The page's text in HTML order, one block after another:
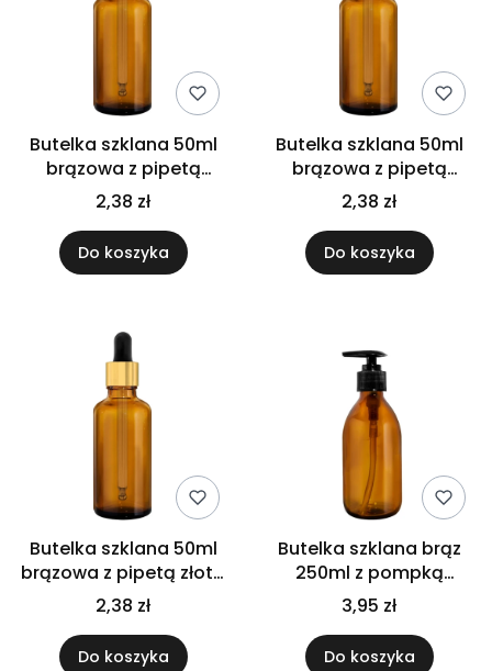
Butelka szklana 50ml
brązowa z pipetą
gwarancyjną
2,38 zł
Do koszyka
Butelka szklana 50ml
brązowa z pipetą
srebrną
2,38 zł
Do koszyka
Butelka szklana 50ml
brązowa z pipetą złoto
czarną
2,38 zł
Do koszyka
Butelka szklana brąz
250ml z pompką
czarną
3,95 zł
Do koszyka